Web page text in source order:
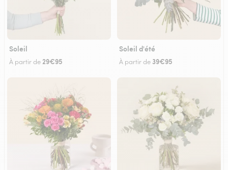
Soleil
À partir de29€95
Soleil d'été
À partir de 39€95